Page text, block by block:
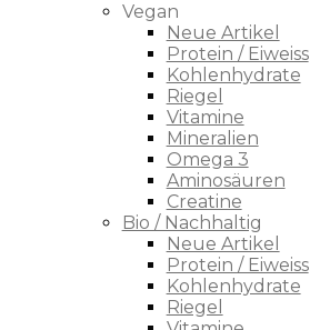
Vegan
Neue Artikel
Protein / Eiweiss
Kohlenhydrate
Riegel
Vitamine
Mineralien
Omega 3
Aminosäuren
Creatine
Bio / Nachhaltig
Neue Artikel
Protein / Eiweiss
Kohlenhydrate
Riegel